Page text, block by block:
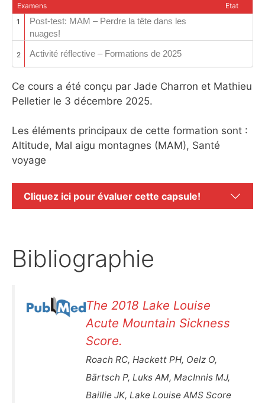
Examens
Etat
1
Post-test: MAM – Perdre la tête dans les
nuages!
2 Activité réflective – Formations de 2025
Ce cours a été conçu par Jade Charron et Mathieu
Pelletier le 3 décembre 2025.
Les éléments principaux de cette formation sont :
Altitude, Mal aigu montagnes (MAM), Santé
voyage
Cliquez ici pour évaluer cette capsule!
Bibliographie
The 2018 Lake Louise
Acute Mountain Sickness
Score.
Roach RC, Hackett PH, Oelz O,
Bärtsch P, Luks AM, MacInnis MJ,
Baillie JK, Lake Louise AMS Score